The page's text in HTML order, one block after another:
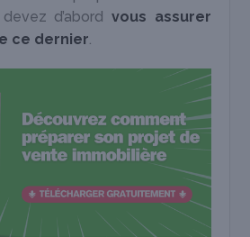
d’abord vous assurer
ce dernier.